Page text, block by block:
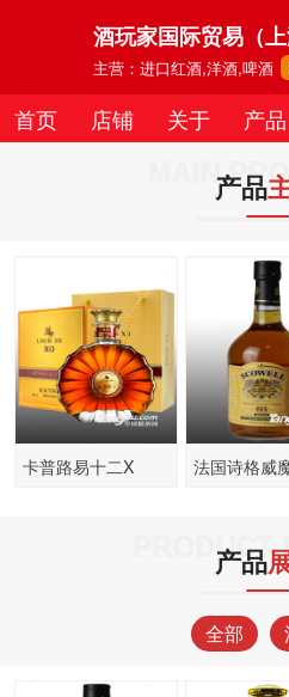
酒玩家国际贸易（
主营：进口红酒,洋酒,啤酒
首页 店铺 关于 产品
MAIN产品
卡普路易十二X
法国诗格威
PRODUCT
产品
全部